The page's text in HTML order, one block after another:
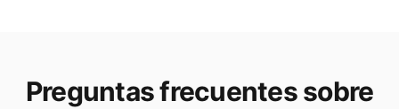
Preguntas frecuentes sobre